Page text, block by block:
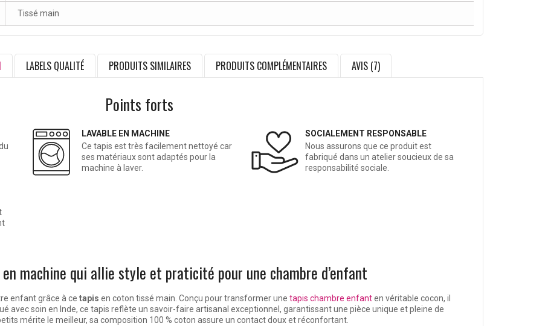
Tissé main
LABELS QUALITÉ PRODUITS SIMILAIRES PRODUITS COMPLÉMENTAIRES AVIS (7)
Points forts
LAVABLE EN MACHINE
Ce tapis est très facilement nettoyé car
ses matériaux sont adaptés pour la
machine à laver.
SOCIALEMENT RESPONSABLE
Nous assurons que ce produit est
fabriqué dans un atelier soucieux de sa
responsabilité sociale.
machine qui allie style et praticité pour une chambre d’enfant
enfant grâce à ce tapis en coton tissé main. Conçu pour transformer une tapis chambre enfanten véritable cocon, il
avec soin en Inde, ce tapis reflète un savoir-faire artisanal exceptionnel, garantissant une pièce unique et pleine de
mérite le meilleur, sa composition 100 % coton assure un contact doux et réconfortant.